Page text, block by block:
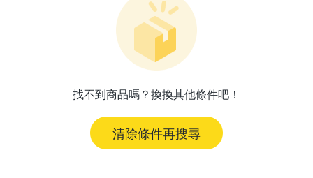
找不到商品嗎？換換其他條件吧！
清除條件再搜尋